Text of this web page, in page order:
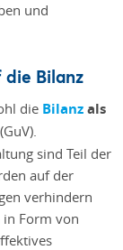
und
die Bilanz
die Bilanzals
sind Teil der
auf der
verhindern
in Form von